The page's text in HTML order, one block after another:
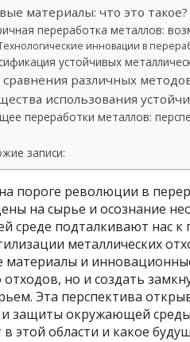
материалы: что это такое?
переработка металлов:
инновации в
устойчивых
сравнения различных
использования
переработки металлов:
записи:
пороге революции в
на сырье и осознание
среде подталкивают нас к
металлических
материалы и
отходов, но и создать
Эта перспектива
защиты окружающей
в этой области и какое